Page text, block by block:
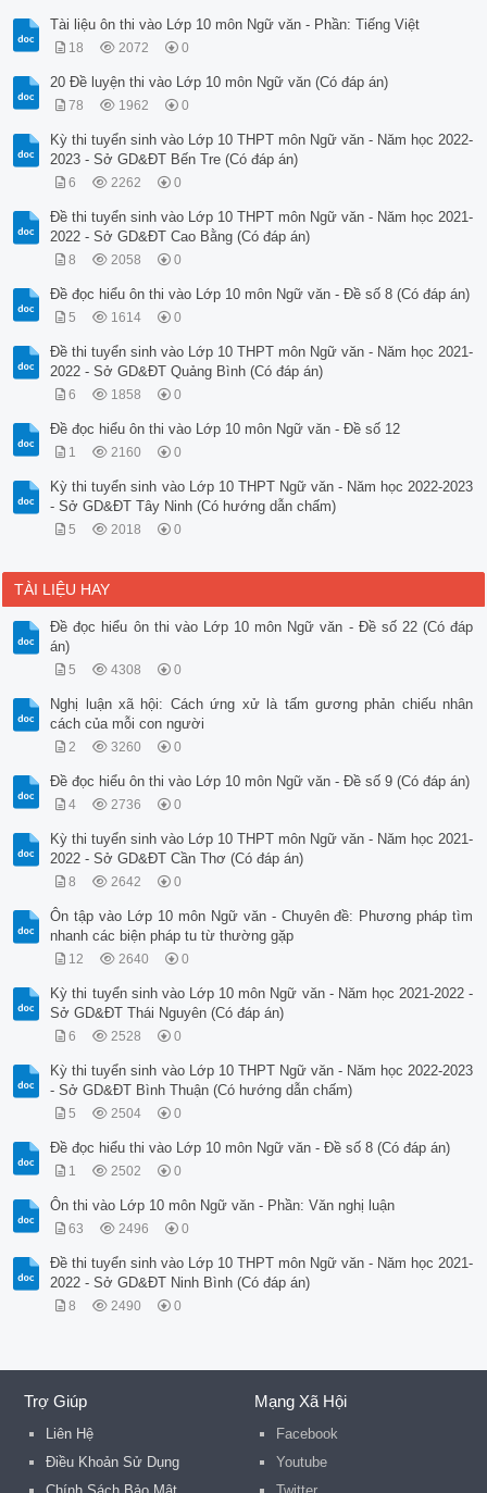
Tài liệu ôn thi vào Lớp 10 môn Ngữ văn - Phần: Tiếng Việt
18 2072 0
20 Đề luyện thi vào Lớp 10 môn Ngữ văn (Có đáp án)
78 1962 0
Kỳ thi tuyển sinh vào Lớp 10 THPT môn Ngữ văn - Năm học 2022-
2023 - Sở GD&ĐT Bến Tre (Có đáp án)
6 2262 0
Đề thi tuyển sinh vào Lớp 10 THPT môn Ngữ văn - Năm học 2021-
2022 - Sở GD&ĐT Cao Bằng (Có đáp án)
8 2058 0
Đề đọc hiểu ôn thi vào Lớp 10 môn Ngữ văn - Đề số 8 (Có đáp án)
5 1614 0
Đề thi tuyển sinh vào Lớp 10 THPT môn Ngữ văn - Năm học 2021-
2022 - Sở GD&ĐT Quảng Bình (Có đáp án)
6 1858 0
Đề đọc hiểu ôn thi vào Lớp 10 môn Ngữ văn - Đề số 12
1 2160 0
Kỳ thi tuyển sinh vào Lớp 10 THPT Ngữ văn - Năm học 2022-2023
- Sở GD&ĐT Tây Ninh (Có hướng dẫn chấm)
5 2018 0
TÀI LIỆU HAY
Đề đọc hiểu ôn thi vào Lớp 10 môn Ngữ văn - Đề số 22 (Có đáp
án)
5 4308 0
Nghị luận xã hội: Cách ứng xử là tấm gương phản chiếu nhân
cách của mỗi con người
2 3260 0
Đề đọc hiểu ôn thi vào Lớp 10 môn Ngữ văn - Đề số 9 (Có đáp án)
4 2736 0
Kỳ thi tuyển sinh vào Lớp 10 THPT môn Ngữ văn - Năm học 2021-
2022 - Sở GD&ĐT Cần Thơ (Có đáp án)
8 2642 0
Ôn tập vào Lớp 10 môn Ngữ văn - Chuyên đề: Phương pháp tìm
nhanh các biện pháp tu từ thường gặp
12 2640 0
Kỳ thi tuyển sinh vào Lớp 10 môn Ngữ văn - Năm học 2021-2022 -
Sở GD&ĐT Thái Nguyên (Có đáp án)
6 2528 0
Kỳ thi tuyển sinh vào Lớp 10 THPT Ngữ văn - Năm học 2022-2023
- Sở GD&ĐT Bình Thuận (Có hướng dẫn chấm)
5 2504 0
Đề đọc hiểu thi vào Lớp 10 môn Ngữ văn - Đề số 8 (Có đáp án)
1 2502 0
Ôn thi vào Lớp 10 môn Ngữ văn - Phần: Văn nghị luận
63 2496 0
Đề thi tuyển sinh vào Lớp 10 THPT môn Ngữ văn - Năm học 2021-
2022 - Sở GD&ĐT Ninh Bình (Có đáp án)
8 2490 0
Trợ Giúp
Liên Hệ
Điều Khoản Sử Dụng
Mạng Xã Hội
Facebook
Youtube